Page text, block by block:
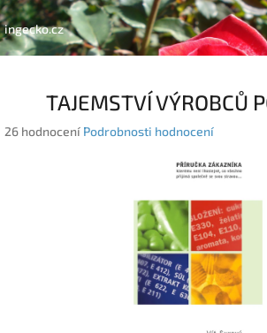
Přejít
na
obsah
ingecko.cz
TAJEMSTVÍ VÝROBCŮ
Průměrné
26 hodnocení Podrobnosti hodnocení